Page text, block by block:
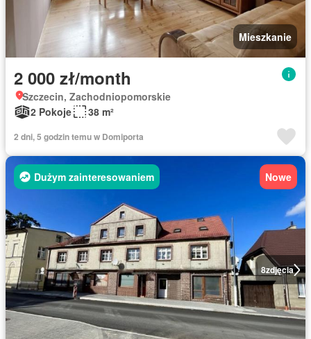
Mieszkanie
2 000 zł/month
Szczecin, Zachodniopomorskie
2 Pokoje
38 m²
2 dni, 5 godzin temu w Domiporta
8zdjęcia
Dużym zainteresowaniem Nowe